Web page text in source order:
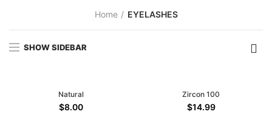
Home EYELASHES
SHOW SIDEBAR
Natural
$8.00
Zircon 100
$14.99